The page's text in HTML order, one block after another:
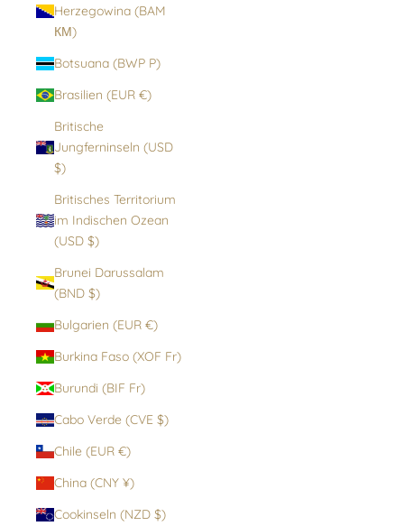
Herzegowina (BAM
КМ)
Botsuana (BWP P)
Brasilien (EUR €)
Britische
Jungferninseln (USD
$)
Britisches Territorium
im Indischen Ozean
(USD $)
Brunei Darussalam
(BND $)
Bulgarien (EUR €)
Burkina Faso (XOF Fr)
Burundi (BIF Fr)
Cabo Verde (CVE $)
Chile (EUR €)
China (CNY ¥)
Cookinseln (NZD $)